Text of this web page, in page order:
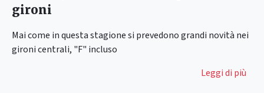
gironi
Mai come in questa stagione si prevedono grandi novità nei
gironi centrali, "F" incluso
Leggi di più